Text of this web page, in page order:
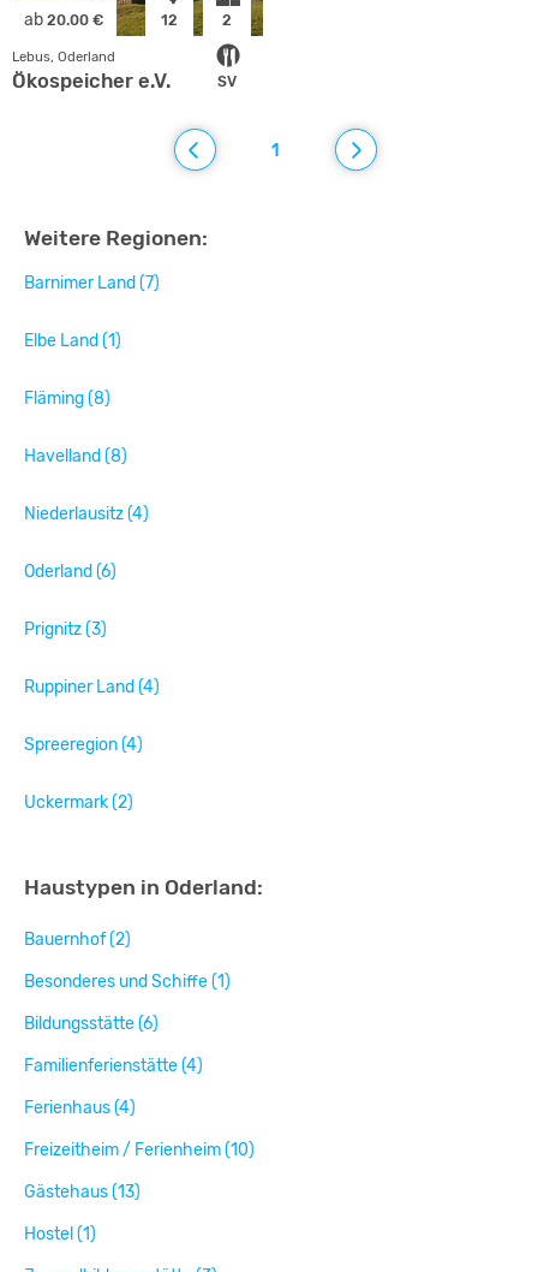
ab 20.00 € 12 2
SV
Lebus, Oderland
Ökospeicher e.V.
1
Weitere Regionen:
Barnimer Land (7)
Elbe Land (1)
Fläming (8)
Havelland (8)
Niederlausitz (4)
Oderland (6)
Prignitz (3)
Ruppiner Land (4)
Spreeregion (4)
Uckermark (2)
Haustypen in Oderland:
Bauernhof (2)
Besonderes und Schiffe (1)
Bildungsstätte (6)
Familienferienstätte (4)
Ferienhaus (4)
Freizeitheim / Ferienheim (10)
Gästehaus (13)
Hostel (1)